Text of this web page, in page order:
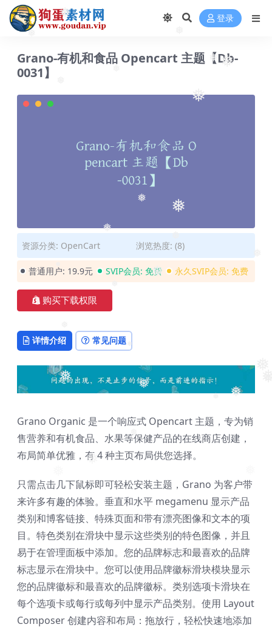
❅
❅
❅
❅
❅
❅
❅
❅
❅
❅
❅
❅
❅
❅
❅
❅
❅ 登录
Grano-有机和食品 Opencart 主题【Db-
0031】
资源分类: OpenCart 浏览热度: (8)
普通用户: 19.9元 SVIP会员: 免费 永久SVIP会员: 免费
购买下载权限
详情介绍 常见问题
Grano Organic 是一个响应式 Opencart 主题，专为销
售营养和有机食品、水果等保健产品的在线商店创建，
布局简单优雅，有 4 种主页布局供您选择。
只需点击几下鼠标即可轻松安装主题，Grano 为客户带
来许多有趣的体验。垂直和水平 megamenu 显示产品
类别和博客链接、特殊页面和带有漂亮图像和文本的项
目。特色类别在滑块中显示这些类别的特色图像，并且
易于在管理面板中添加。您的品牌标志和最喜欢的品牌
标志显示在滑块中。您可以使用品牌徽标滑块模块显示
您的品牌徽标和最喜欢的品牌徽标。类别选项卡滑块在
每个选项卡或每行或每列中显示产品类别。使用 Layout
Composer 创建内容和布局：拖放行，轻松快速地添加